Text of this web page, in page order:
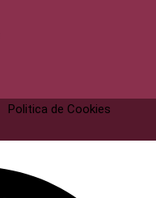
Politica de Cookies